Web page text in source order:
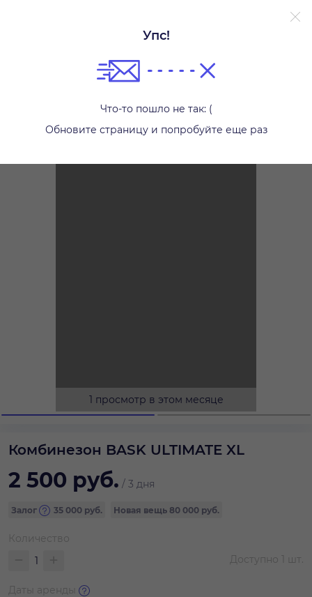
Упс!
Что-то пошло не так: (
Обновите страницу и попробуйте еще раз
1 просмотр в этом месяце
Комбинезон BASK ULTIMATE XL
2 500 руб. / 3 дня
Залог 35 000 руб. Новая вещь 80 000 руб.
Количество
Доступно 1 шт.
Даты аренды